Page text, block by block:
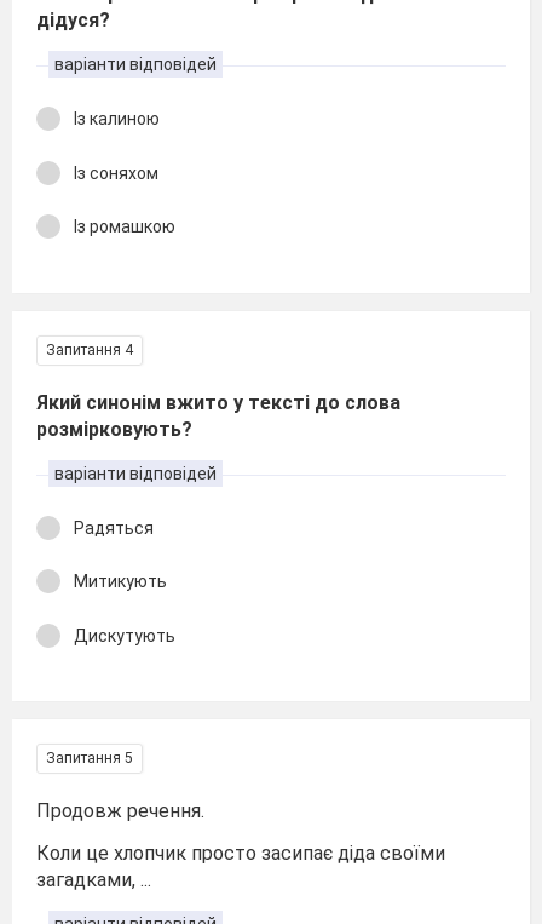
дідуся?
варіанти відповідей
Із калиною
Із соняхом
Із ромашкою
Запитання 4
Який синонім вжито у тексті до слова
розмірковують?
варіанти відповідей
Радяться
Митикують
Дискутують
Запитання 5
Продовж речення.
Коли це хлопчик просто засипає діда своїми
загадками, ...